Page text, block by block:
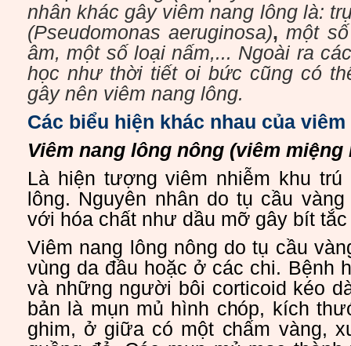
nhân khác gây viêm nang lông là:
(Pseudomonas aeruginosa), một
âm, một số loại nấm,... Ngoài ra
học như thời tiết oi bức cũng có
gây nên viêm nang lông.
Các biểu hiện khác nhau của
Viêm nang lông nông (viêm miệng
Là hiện tượng viêm nhiễm khu
lông. Nguyên nhân do tụ cầu
với hóa chất như dầu mỡ gây bít
Viêm nang lông nông do tụ cầu
vùng da đầu hoặc ở các chi. Bệnh
và những người bôi corticoid kéo
bản là mụn mủ hình chóp, kích
ghim, ở giữa có một chấm vàng,